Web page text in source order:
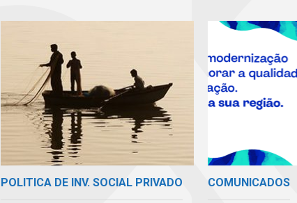
POLITICA DE INV. SOCIAL PRIVADO COMUNICADOS